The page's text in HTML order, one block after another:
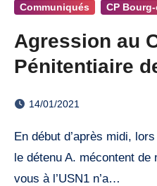
Communiqués CP
Agression au
Pénitentiaire
14/01/2021
En début d’après midi, lors du mouvement promenade,
le détenu A. mécontent de
vous à l’USN1 n’a…